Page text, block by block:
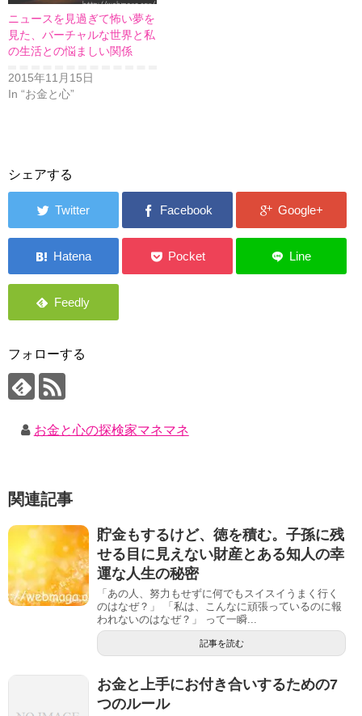
ニュースを見過ぎて怖い夢を
見た、バーチャルな世界と私
の生活との悩ましい関係
2015年11月15日
In “お金と心”
シェアする
フォローする
お金と心の探検家マネマネ
関連記事
貯金もするけど、徳を積む。子孫に残
せる目に見えない財産とある知人の幸
運な人生の秘密
「あの人、努力もせずに何でもスイスイうまく行く
のはなぜ？」 「私は、こんなに頑張っているのに報
われないのはなぜ？」 って一瞬...
記事を読む
お金と上手にお付き合いするための7
つのルール